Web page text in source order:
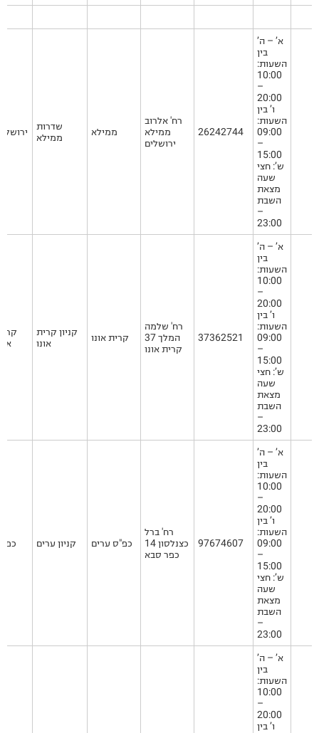
שדרות
ממילא
ממילא
רח' אלרוב
ממילא
ירושלים
26242744
א’ – ה’
בין
השעות:
10:00
–
20:00
ו’ בין
השעות:
09:00
–
15:00
ש’: חצי
שעה
מצאת
השבת
–
23:00
קניון קרית
אונו
קרית אונו
רח' שלמה
המלך 37
קרית אונו
37362521
א’ – ה’
בין
השעות:
10:00
–
20:00
ו’ בין
השעות:
09:00
–
15:00
ש’: חצי
שעה
מצאת
השבת
–
23:00
קניון ערים כפ"ס ערים
רח' ברל
כצנלסון 14
כפר סבא
97674607
א’ – ה’
בין
השעות:
10:00
–
20:00
ו’ בין
השעות:
09:00
–
15:00
ש’: חצי
שעה
מצאת
השבת
–
23:00
א’ – ה’
בין
השעות:
10:00
–
20:00
ו’ בין